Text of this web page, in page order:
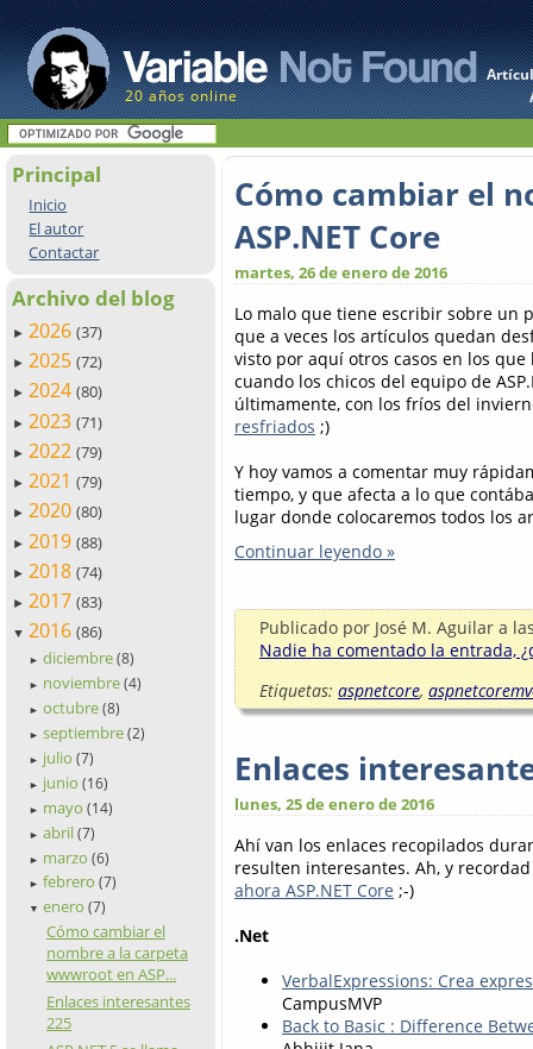
20 años online
Principal
Inicio
El autor
Contactar
Archivo del blog
► 2026 (37)
► 2025 (72)
► 2024 (80)
► 2023 (71)
► 2022 (79)
► 2021 (79)
► 2020 (80)
► 2019 (88)
► 2018 (74)
► 2017 (83)
▼ 2016 (86)
► diciembre (8)
► noviembre (4)
► octubre (8)
► septiembre (2)
► julio (7)
► junio (16)
► mayo (14)
► abril (7)
► marzo (6)
► febrero (7)
▼ enero (7)
Cómo cambiar el
nombre a la carpeta
wwwroot en ASP...
Enlaces interesantes
225
Cómo cambiar el
ASP.NET Core
martes, 26 de enero de 2016
Lo malo que tiene escribir sobre un
que a veces los artículos quedan
visto por aquí otros casos en los
cuando los chicos del equipo de
últimamente, con los fríos del
resfriados ;)
Y hoy vamos a comentar muy
tiempo, y que afecta a lo que
lugar donde colocaremos todos los
Continuar leyendo »
Publicado por José M. Aguilar a
Nadie ha comentado la entrada,
Etiquetas: aspnetcore,
Enlaces
lunes, 25 de enero de 2016
Ahí van los enlaces recopilados
resulten interesantes. Ah, y
ahora ASP.NET Core ;-)
.Net
VerbalExpressions: Crea
CampusMVP
Back to Basic : Difference